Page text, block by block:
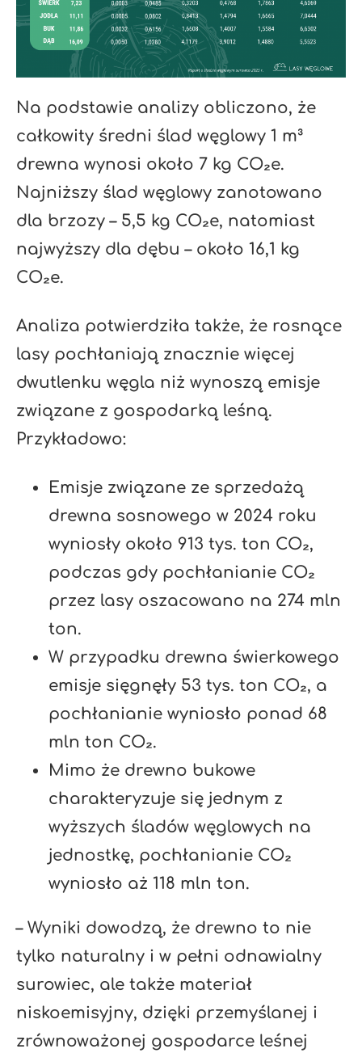
Na podstawie analizy obliczono, że
całkowity średni ślad węglowy 1 m³
drewna wynosi około 7 kg CO₂e.
Najniższy ślad węglowy zanotowano
dla brzozy – 5,5 kg CO₂e, natomiast
najwyższy dla dębu – około 16,1 kg
CO₂e.
Analiza potwierdziła także, że rosnące
lasy pochłaniają znacznie więcej
dwutlenku węgla niż wynoszą emisje
związane z gospodarką leśną.
Przykładowo:
Emisje związane ze sprzedażą
drewna sosnowego w 2024 roku
wyniosły około 913 tys. ton CO₂,
podczas gdy pochłanianie CO₂
przez lasy oszacowano na 274 mln
ton.
W przypadku drewna świerkowego
emisje sięgnęły 53 tys. ton CO₂, a
pochłanianie wyniosło ponad 68
mln ton CO₂.
Mimo że drewno bukowe
charakteryzuje się jednym z
wyższych śladów węglowych na
jednostkę, pochłanianie CO₂
wyniosło aż 118 mln ton.
– Wyniki dowodzą, że drewno to nie
tylko naturalny i w pełni odnawialny
surowiec, ale także materiał
niskoemisyjny, dzięki przemyślanej i
zrównoważonej gospodarce leśnej